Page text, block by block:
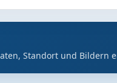
Standort und Bildern